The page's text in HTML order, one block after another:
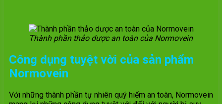
Thành phần thảo dược an toàn của Normovein
Công dụng tuyệt vời của sản phẩm
Normovein
Với những thành phần tự nhiên quý hiếm an toàn, Normovein